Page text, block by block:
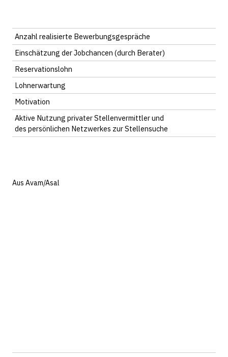
Anzahl realisierte Bewerbungsgespräche
Einschätzung der Jobchancen (durch Berater)
Reservationslohn
Lohnerwartung
Motivation
Aktive Nutzung privater Stellenvermittler und
des persönlichen Netzwerkes zur Stellensuche
Aus Avam/Asal